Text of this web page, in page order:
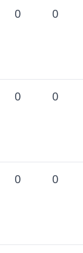
0 0
0 0
0 0